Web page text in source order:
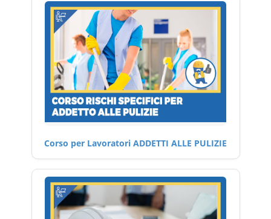
Corso per Lavoratori ADDETTI ALLE PULIZIE